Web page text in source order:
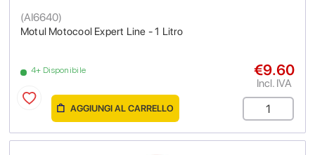
Motul Motocool Expert Line - 1 Litro
(AI6640)
4+ Disponibile €9.60
Incl. IVA
AGGIUNGI AL CARRELLO